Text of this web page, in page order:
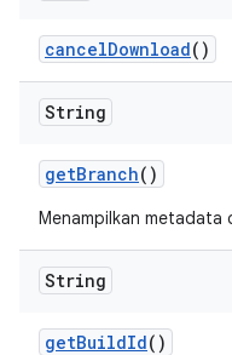
cancelDownload()
String
getBranch()
Menampilkan metadata
String
getBuildId()